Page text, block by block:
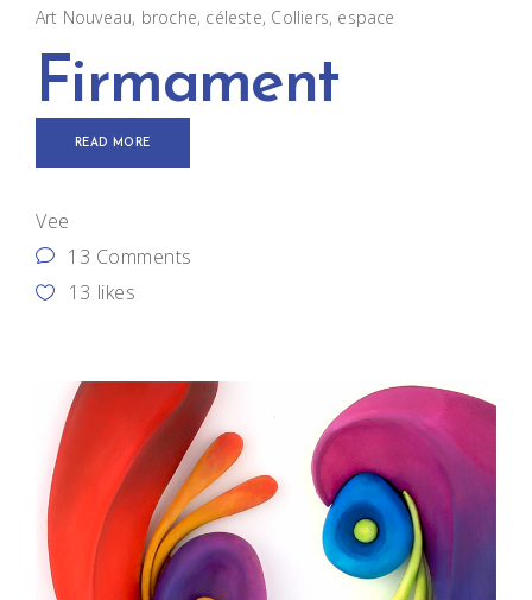
Art Nouveau, broche, céleste, Colliers, espace
Firmament
READ MORE
Vee
13 Comments
13 likes